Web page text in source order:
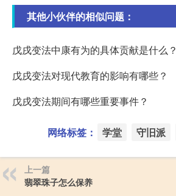
其他小伙伴的相似问题：
戊戌变法中康有为的具体贡献是什么？
戊戌变法对现代教育的影响有哪些？
戊戌变法期间有哪些重要事件？
网络标签： 学堂 守旧派
上一篇
翡翠珠子怎么保养